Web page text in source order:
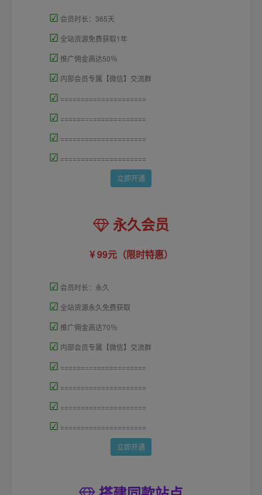
☑ 会员时长：365天
☑ 全站资源免费获取1年
☑ 推广佣金高达50％
☑ 内部会员专属【微信】交流群
☑ =====================
☑ =====================
☑ =====================
☑ =====================
立即开通
永久会员
99元（限时特惠）
☑ 会员时长：永久
☑ 全站资源永久免费获取
☑ 推广佣金高达70％
☑ 内部会员专属【微信】交流群
☑ =====================
☑ =====================
☑ =====================
☑ =====================
立即开通